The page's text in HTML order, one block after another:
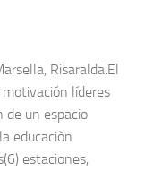
Risaralda.El
líderes
de un espacio
educaciòn
estaciones,